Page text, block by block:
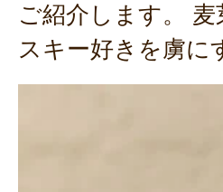
ご紹介します。
スキー好きを虜に